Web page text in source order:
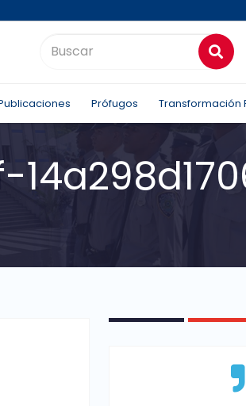
Prófugos Transformación